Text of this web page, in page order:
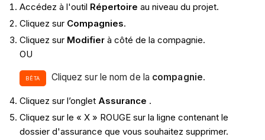
Accédez à l'outil Répertoire au niveau du projet.
Cliquez sur Compagnies.
Cliquez sur Modifierà côté de la compagnie.
OU
BÊTA Cliquez sur le nom de la compagnie.
Cliquez sur l’onglet Assurance .
Cliquez sur le « X » ROUGE sur la ligne contenant le
dossier d'assurance que vous souhaitez supprimer.